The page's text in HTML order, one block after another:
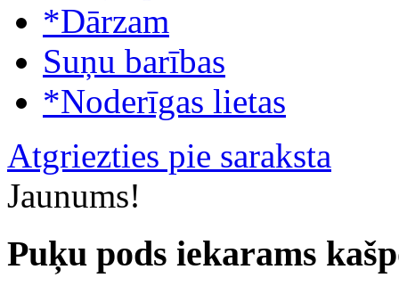
*Dārzam
Suņu barības
*Noderīgas lietas
Atgriezties pie saraksta
Jaunums!
Puķu pods iekarams